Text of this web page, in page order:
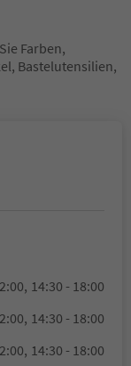
Farben,
Bastelutensilien,
14:30 - 18:00
14:30 - 18:00
14:30 - 18:00